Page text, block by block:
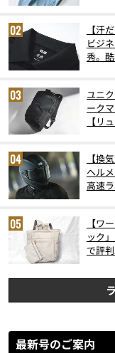
【汗
ビジ
秀。
ユニ
ーク
【リ
【換
ヘル
高速
【ワ
ック
で評
最新号のご案内